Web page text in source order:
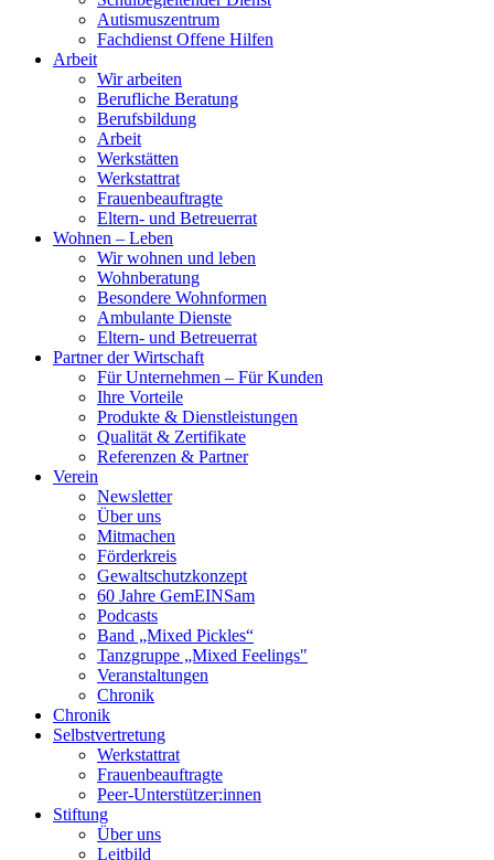
Autismuszentrum
Fachdienst Offene Hilfen
Arbeit
Wir arbeiten
Berufliche Beratung
Berufsbildung
Arbeit
Werkstätten
Werkstattrat
Frauenbeauftragte
Eltern- und Betreuerrat
Wohnen – Leben
Wir wohnen und leben
Wohnberatung
Besondere Wohnformen
Ambulante Dienste
Eltern- und Betreuerrat
Partner der Wirtschaft
Für Unternehmen – Für Kunden
Ihre Vorteile
Produkte & Dienstleistungen
Qualität & Zertifikate
Referenzen & Partner
Verein
Newsletter
Über uns
Mitmachen
Förderkreis
Gewaltschutzkonzept
60 Jahre GemEINSam
Podcasts
Band „Mixed Pickles“
Tanzgruppe „Mixed Feelings"
Veranstaltungen
Chronik
Chronik
Selbstvertretung
Werkstattrat
Frauenbeauftragte
Peer-Unterstützer:innen
Stiftung
Über uns
Leitbild